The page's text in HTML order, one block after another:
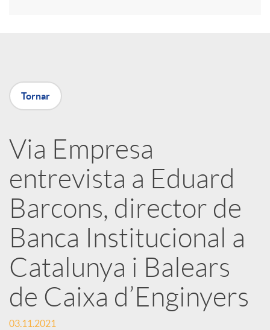
X
r
x
e
s
S
Tornar
Via Empresa
entrevista a Eduard
Barcons, director de
Banca Institucional a
Catalunya i Balears
de Caixa d’Enginyers
03.11.2021